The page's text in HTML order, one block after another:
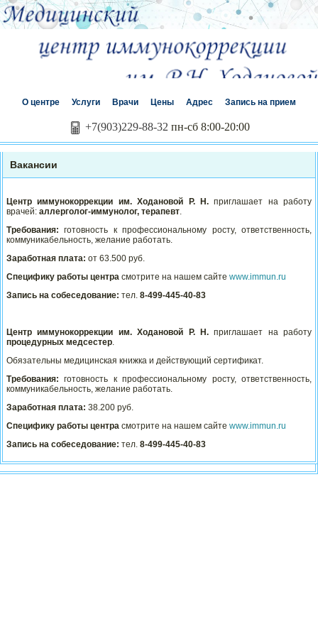
О центре Услуги Врачи Цены Адрес Запись на прием
+7(903)229-88-32 пн-сб 8:00-20:00
Вакансии
Центр иммунокоррекции им. Ходановой Р. Н.приглашает на работу
врачей: аллерголог-иммунолог, терапевт.
Требования: готовность к профессиональному росту, ответственность,
коммуникабельность, желание работать.
Заработная плата: от 63.500 руб.
Специфику работы центра смотрите на нашем сайте www.immun.ru
Запись на собеседование: тел. 8-499-445-40-83
Центр иммунокоррекции им. Ходановой Р. Н.приглашает на работу
процедурных медсестер.
Обязательны медицинская книжка и действующий сертификат.
Требования: готовность к профессиональному росту, ответственность,
коммуникабельность, желание работать.
Заработная плата: 38.200 руб.
Специфику работы центра смотрите на нашем сайте www.immun.ru
Запись на собеседование: тел. 8-499-445-40-83